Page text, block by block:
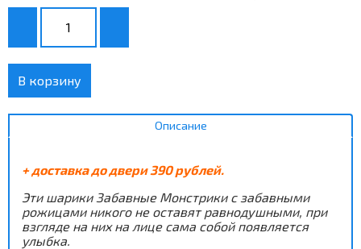
В корзину
Описание
+ доставка до двери 390 рублей.
Эти шарики Забавные Монстрики с забавными
рожицами никого не оставят равнодушными, при
взгляде на них на лице сама собойпоявляется
улыбка.